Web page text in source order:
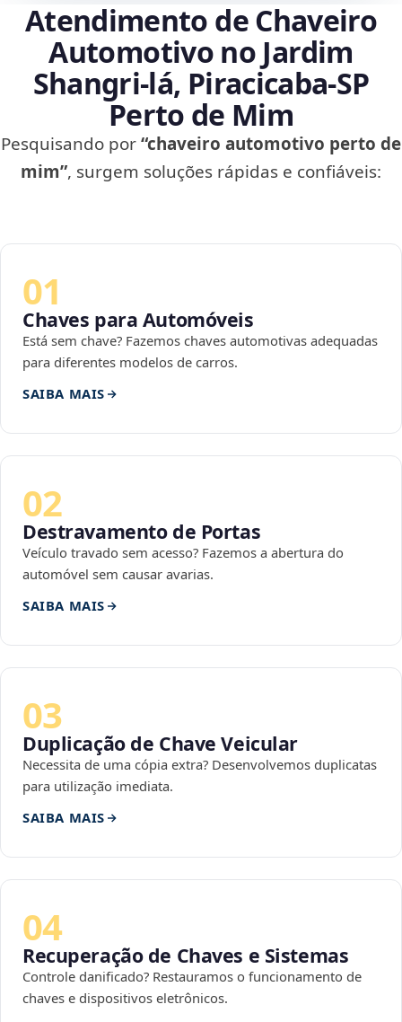
Atendimento de Chaveiro
Automotivo no Jardim
Shangri-lá, Piracicaba‑SP
Perto de Mim
Pesquisando por“chaveiro automotivo perto de
mim”, surgem soluções rápidas e confiáveis:
01
Chaves para Automóveis
Está sem chave? Fazemos chaves automotivas adequadas
para diferentes modelos de carros.
SAIBA MAIS
02
Destravamento de Portas
Veículo travado sem acesso? Fazemos a abertura do
automóvel sem causar avarias.
SAIBA MAIS
03
Duplicação de Chave Veicular
Necessita de uma cópia extra? Desenvolvemos duplicatas
para utilização imediata.
SAIBA MAIS
04
Recuperação de Chaves e Sistemas
Controle danificado? Restauramos o funcionamento de
chaves e dispositivos eletrônicos.